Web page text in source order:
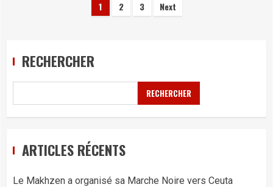
Pagination
publications
1 2 3 Next
RECHERCHER
RECHERCHER
ARTICLES RÉCENTS
Le Makhzen a organisé sa Marche Noire vers Ceuta